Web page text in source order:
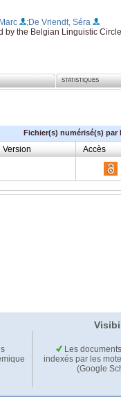
;De Vriendt, Séra
by the Belgian Linguistic
STATISTIQUES
Fichier(s) numérisé(s)
Version Accès
Les
indexés par les
(Google